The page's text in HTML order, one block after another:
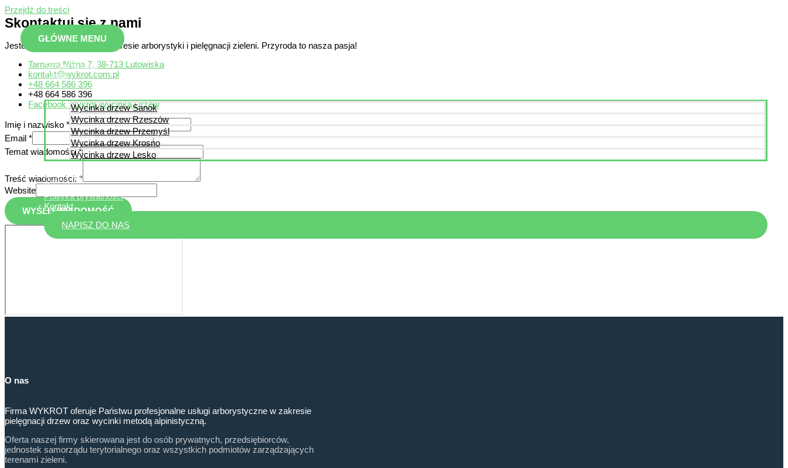
Przejdź do treści
GŁÓWNE MENU
Strona główna
Oferta
Wycinka drzew Sanok
Wycinka drzew Rzeszów
Wycinka drzew Przemyśl
Wycinka drzew Krosno
Wycinka drzew Lesko
Arborysta
Przepisy prawa
Polityka prywatności
Kontakt
NAPISZ DO NAS
Skontaktuj się z nami
Jesteśmy specjalistami w zakresie arborystyki i pielęgnacji zieleni. Przyroda to nasza pasja!
Tarnawa Niżna 7, 38-713 Lutowiska
kontakt@wykrot.com.pl
+48 664 586 396
+48 664 586 396
Facebook Wykrot Wycinka Drzew
Imię i nazwisko *
Email *
Temat wiadomości*
Treść wiadomości: *
Website
WYŚLIJ WIADOMOŚĆ
O nas
Firma WYKROT oferuje Państwu profesjonalne usługi arborystyczne w zakresie
pielęgnacji drzew oraz wycinki metodą alpinistyczną.
Oferta naszej firmy skierowana jest do osób prywatnych, przedsiębiorców,
jednostek samorządu terytorialnego oraz wszystkich podmiotów zarządzających
terenami zieleni.